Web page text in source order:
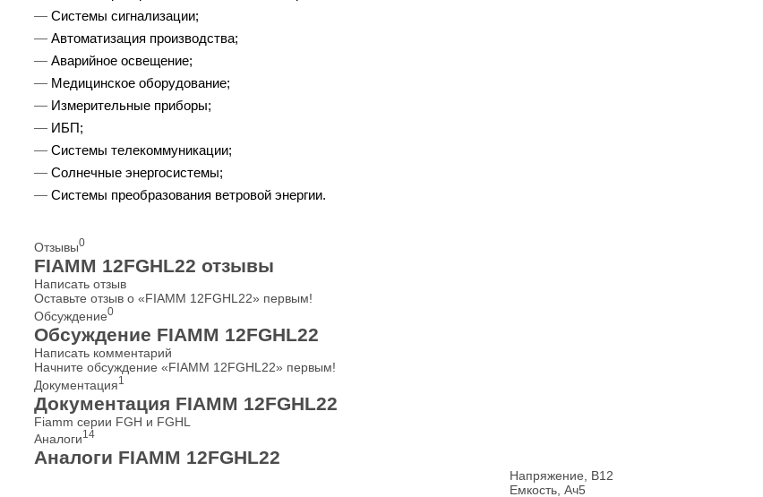
Системы сигнализации;
Автоматизация производства;
Аварийное освещение;
Медицинское оборудование;
Измерительные приборы;
ИБП;
Системы телекоммуникации;
Солнечные энергосистемы;
Системы преобразования ветровой энергии.
Отзывы0
FIAMM 12FGHL22 отзывы
Написать отзыв
Оставьте отзыв о «FIAMM 12FGHL22» первым!
Обсуждение0
Обсуждение FIAMM 12FGHL22
Написать комментарий
Начните обсуждение «FIAMM 12FGHL22» первым!
Документация1
Документация FIAMM 12FGHL22
Fiamm серии FGH и FGHL
Аналоги14
Аналоги FIAMM 12FGHL22
Напряжение, В12
Емкость, Ач5